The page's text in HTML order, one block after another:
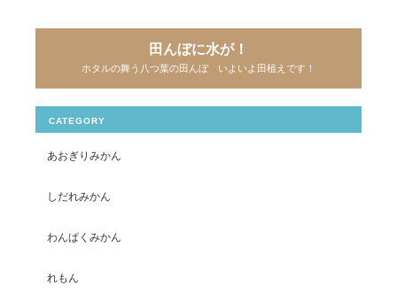
田んぼに水が！
ホタルの舞う八つ葉の田んぼ いよいよ田植えです！
CATEGORY
あおぎりみかん
しだれみかん
わんぱくみかん
れもん